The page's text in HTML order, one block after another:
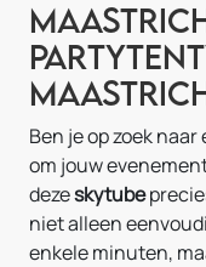
Ben je op zoek
om jouw
dezeskytube
niet alleen
enkele minuten,